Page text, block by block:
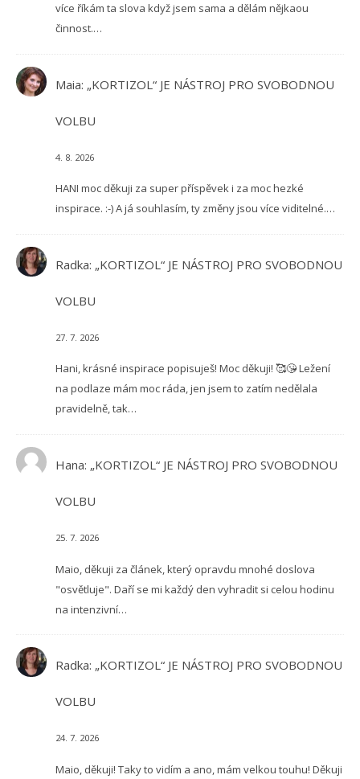
více říkám ta slova když jsem sama a dělám nějkaou
činnost.…
Maia: „KORTIZOL“ JE NÁSTROJ PRO SVOBODNOU
VOLBU
4. 8. 2026
HANI moc děkuji za super příspěvek i za moc hezké
inspirace. :-) A já souhlasím, ty změny jsou více viditelné.…
Radka: „KORTIZOL“ JE NÁSTROJ PRO SVOBODNOU
VOLBU
27. 7. 2026
Hani, krásné inspirace popisuješ! Moc děkuji! 🥰😘 Ležení
na podlaze mám moc ráda, jen jsem to zatím nedělala
pravidelně, tak…
Hana: „KORTIZOL“ JE NÁSTROJ PRO SVOBODNOU
VOLBU
25. 7. 2026
Maio, děkuji za článek, který opravdu mnohé doslova
"osvětluje". Daří se mi každý den vyhradit si celou hodinu
na intenzivní…
Radka: „KORTIZOL“ JE NÁSTROJ PRO SVOBODNOU
VOLBU
24. 7. 2026
Maio, děkuji! Taky to vidím a ano, mám velkou touhu! Děkuji